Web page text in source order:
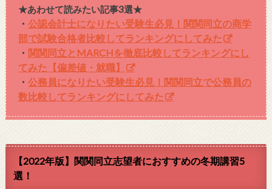
★あわせて読みたい記事3選★
・ 公認会計士になりたい受験生必見！関関同立の商学
部で試験合格者比較してランキングにしてみた
・ 関関同立とMARCHを徹底比較してランキングにし
てみた【偏差値・就職】
・ 公務員になりたい受験生必見！関関同立で公務員の
数比較してランキングにしてみた
【2022年版】関関同立志望者におすすめの冬期講習5
選！